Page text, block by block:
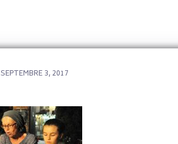
SEPTEMBRE 3, 2017